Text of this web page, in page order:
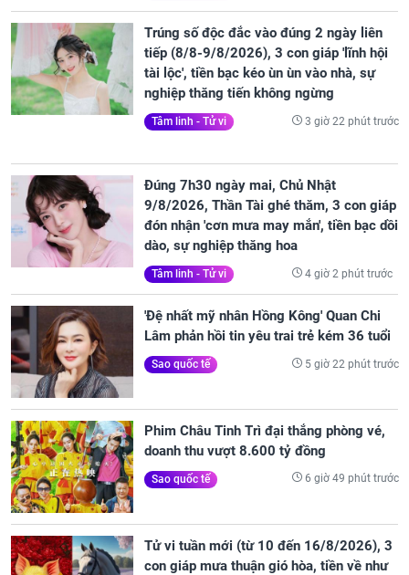
Trúng số độc đắc vào đúng 2 ngày liên
tiếp (8/8-9/8/2026), 3 con giáp 'lĩnh hội
tài lộc', tiền bạc kéo ùn ùn vào nhà, sự
nghiệp thăng tiến không ngừng
Tâm linh - Tử vi 3 giờ 22 phút trước
Đúng 7h30 ngày mai, Chủ Nhật
9/8/2026, Thần Tài ghé thăm, 3 con giáp
đón nhận 'cơn mưa may mắn', tiền bạc dồi
dào, sự nghiệp thăng hoa
Tâm linh - Tử vi 4 giờ 2 phút trước
'Đệ nhất mỹ nhân Hồng Kông' Quan Chi
Lâm phản hồi tin yêu trai trẻ kém 36 tuổi
Sao quốc tế 5 giờ 22 phút trước
Phim Châu Tinh Trì đại thắng phòng vé,
doanh thu vượt 8.600 tỷ đồng
Sao quốc tế 6 giờ 49 phút trước
Tử vi tuần mới (từ 10 đến 16/8/2026), 3
con giáp mưa thuận gió hòa, tiền về như